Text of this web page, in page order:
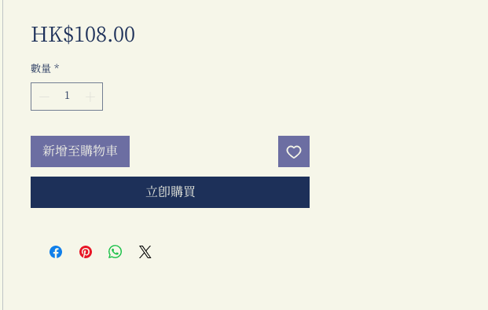
HK$108.00
數量 *
新增至購物車
立即購買